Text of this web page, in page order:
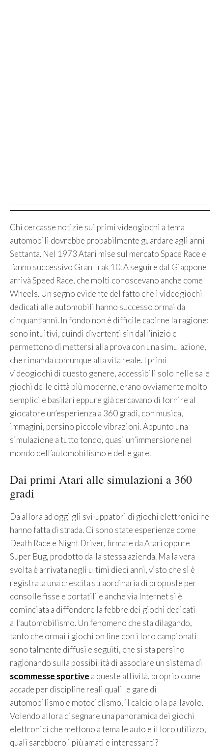
Chi cercasse notizie sui primi videogiochi a tema
automobili dovrebbe probabilmente guardare agli anni
Settanta. Nel 1973 Atari mise sul mercato Space Race e
l’anno successivo Gran Trak 10. A seguire dal Giappone
arrivà Speed Race, che molti conoscevano anche come
Wheels. Un segno evidente del fatto che i videogiochi
dedicati alle automobili hanno successo ormai da
cinquant’anni. In fondo non è difficile capirne la ragione:
sono intuitivi, quindi divertenti sin dall’inizio e
permettono di mettersi alla prova con una simulazione,
che rimanda comunque alla vita reale. I primi
videogiochi di questo genere, accessibili solo nelle sale
giochi delle città più moderne, erano ovviamente molto
semplici e basilari eppure già cercavano di fornire al
giocatore un’esperienza a 360 gradi, con musica,
immagini, persino piccole vibrazioni. Appunto una
simulazione a tutto tondo, quasi un’immersione nel
mondo dell’automobilismo e delle gare.
Dai primi Atari alle simulazioni a 360
gradi
Da allora ad oggi gli sviluppatori di giochi elettronici ne
hanno fatta di strada. Ci sono state esperienze come
Death Race e Night Driver, firmate da Atari oppure
Super Bug, prodotto dalla stessa azienda. Ma la vera
svolta è arrivata negli ultimi dieci anni, visto che si è
registrata una crescita straordinaria di proposte per
consolle fisse e portatili e anche via Internet si è
cominciata a diffondere la febbre dei giochi dedicati
all’automobilismo. Un fenomeno che sta dilagando,
tanto che ormai i giochi on line con i loro campionati
sono talmente diffusi e seguiti, che si sta persino
ragionando sulla possibilità di associare un sistema di
scommesse sportive a queste attività, proprio come
accade per discipline reali quali le gare di
automobilismo e motociclismo, il calcio o la pallavolo.
Volendo allora disegnare una panoramica dei giochi
elettronici che mettono a tema le auto e il loro utilizzo,
quali sarebbero i più amati e interessanti?